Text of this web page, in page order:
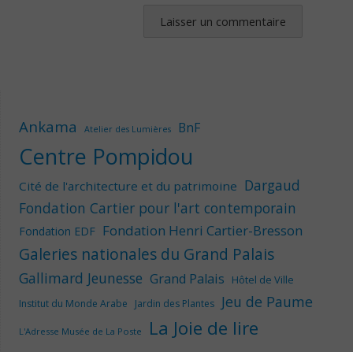
Ankama Atelier des Lumières BnF
Centre Pompidou
Cité de l'architecture et du patrimoine Dargaud
Fondation Cartier pour l'art contemporain
Fondation EDF Fondation Henri Cartier-Bresson
Galeries nationales du Grand Palais
Gallimard Jeunesse Grand Palais Hôtel de Ville
Institut du Monde Arabe Jardin des Plantes Jeu de Paume
L'Adresse Musée de La Poste La Joie de lire